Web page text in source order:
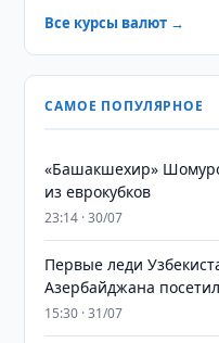
Все курсы валют →
САМОЕ ПОПУЛЯРНОЕ
«Башакшехир»
из еврокубков
23:14 · 30/07
Первые леди
Азербайджана
15:30 · 31/07